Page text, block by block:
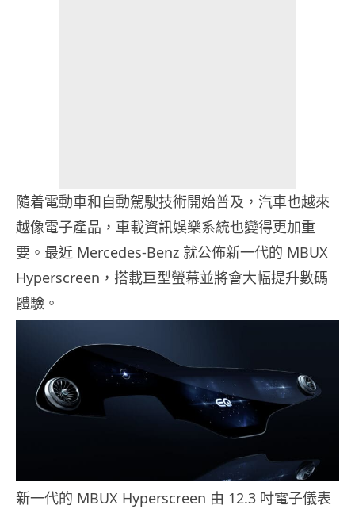
隨着電動車和自動駕駛技術開始普及，汽車也越來
越像電子產品，車載資訊娛樂系統也變得更加重
要。最近 Mercedes-Benz 就公佈新一代的 MBUX
Hyperscreen，搭載巨型螢幕並將會大幅提升數碼
體驗。
新一代的 MBUX Hyperscreen 由 12.3 吋電子儀表